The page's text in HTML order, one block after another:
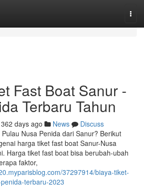
Fast Boat Sanur -
Terbaru Tahun
362 days ago News
Discuss
Nusa Penida dari Sanur? Berikut
harga tiket fast boat Sanur-Nusa
Harga tiket fast boat bisa berubah-ubah
faktor,
37297914/biaya-tiket-
terbaru-2023